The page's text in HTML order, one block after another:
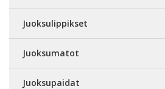
Juoksulippikset
Juoksumatot
Juoksupaidat